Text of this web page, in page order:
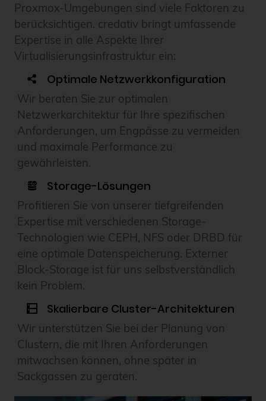
Proxmox-Umgebungen sind viele Faktoren zu
berücksichtigen. credativ bringt umfassende
Expertise in alle Aspekte Ihrer
Virtualisierungsinfrastruktur ein:
Optimale Netzwerkkonfiguration
Wir beraten Sie zur optimalen
Netzwerkarchitektur für Ihre spezifischen
Anforderungen, um Engpässe zu vermeiden
und maximale Performance zu
gewährleisten.
Storage-Lösungen
Profitieren Sie von unserer tiefgreifenden
Expertise mit verschiedenen Storage-
Technologien wie CEPH, NFS oder DRBD für
eine optimale Datenspeicherung. Externer
Block-Storage ist für uns selbstverständlich
kein Problem.
Skalierbare Cluster-Architekturen
Wir unterstützen Sie bei der Planung von
Clustern, die mit Ihren Anforderungen
mitwachsen können, ohne später in
Sackgassen zu geraten.